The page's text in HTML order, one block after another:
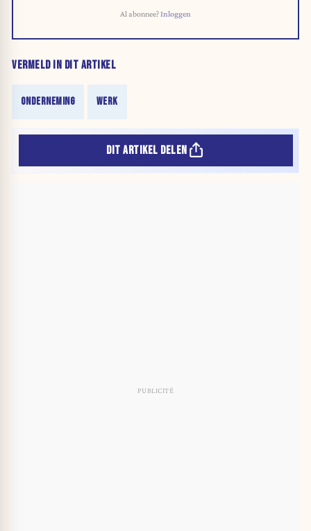
Al abonnee?Inloggen
VERMELD IN DIT ARTIKEL
ONDERNEMING WERK
DIT ARTIKEL DELEN